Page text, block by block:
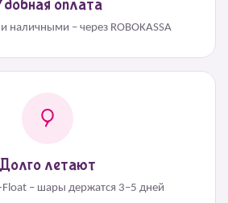
оплата
наличными – через ROBOKASSA
Долго летают
– шары держатся 3–5 дней